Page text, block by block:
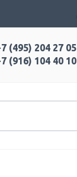
(495) 204 27 05
(916) 104 40 10